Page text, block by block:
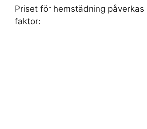
Priset för hemstädning påverkas
faktor: